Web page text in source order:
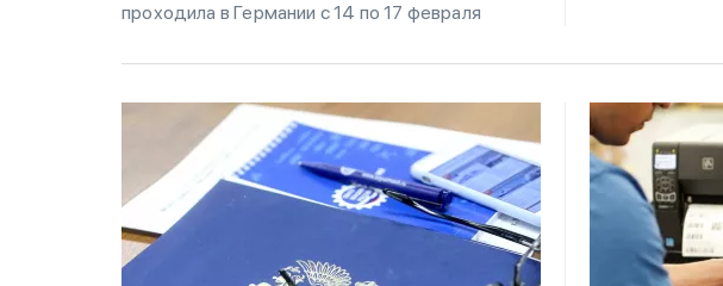
проходила в Германии c 14 по 17 февраля